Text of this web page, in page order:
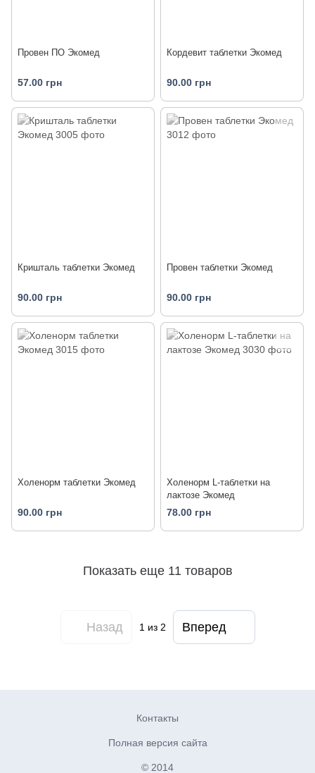
Провен ПО Экомед
57.00 грн
Кордевит таблетки Экомед
90.00 грн
Кришталь таблетки Экомед
90.00 грн
Провен таблетки Экомед
90.00 грн
Холенорм таблетки Экомед
90.00 грн
Холенорм L-таблетки на
лактозе Экомед
78.00 грн
Показать еще 11 товаров
Назад 1из 2 Вперед
Контакты
Полная версия сайта
© 2014